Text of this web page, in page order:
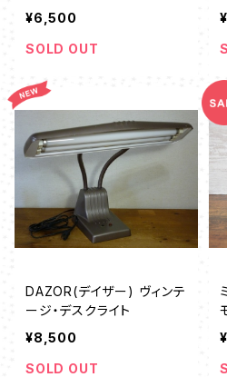
シン
¥6,500
SOLD OUT
DAZOR(デイザー) ヴィンテ
ージ・デスクライト
¥8,500
SOLD OUT